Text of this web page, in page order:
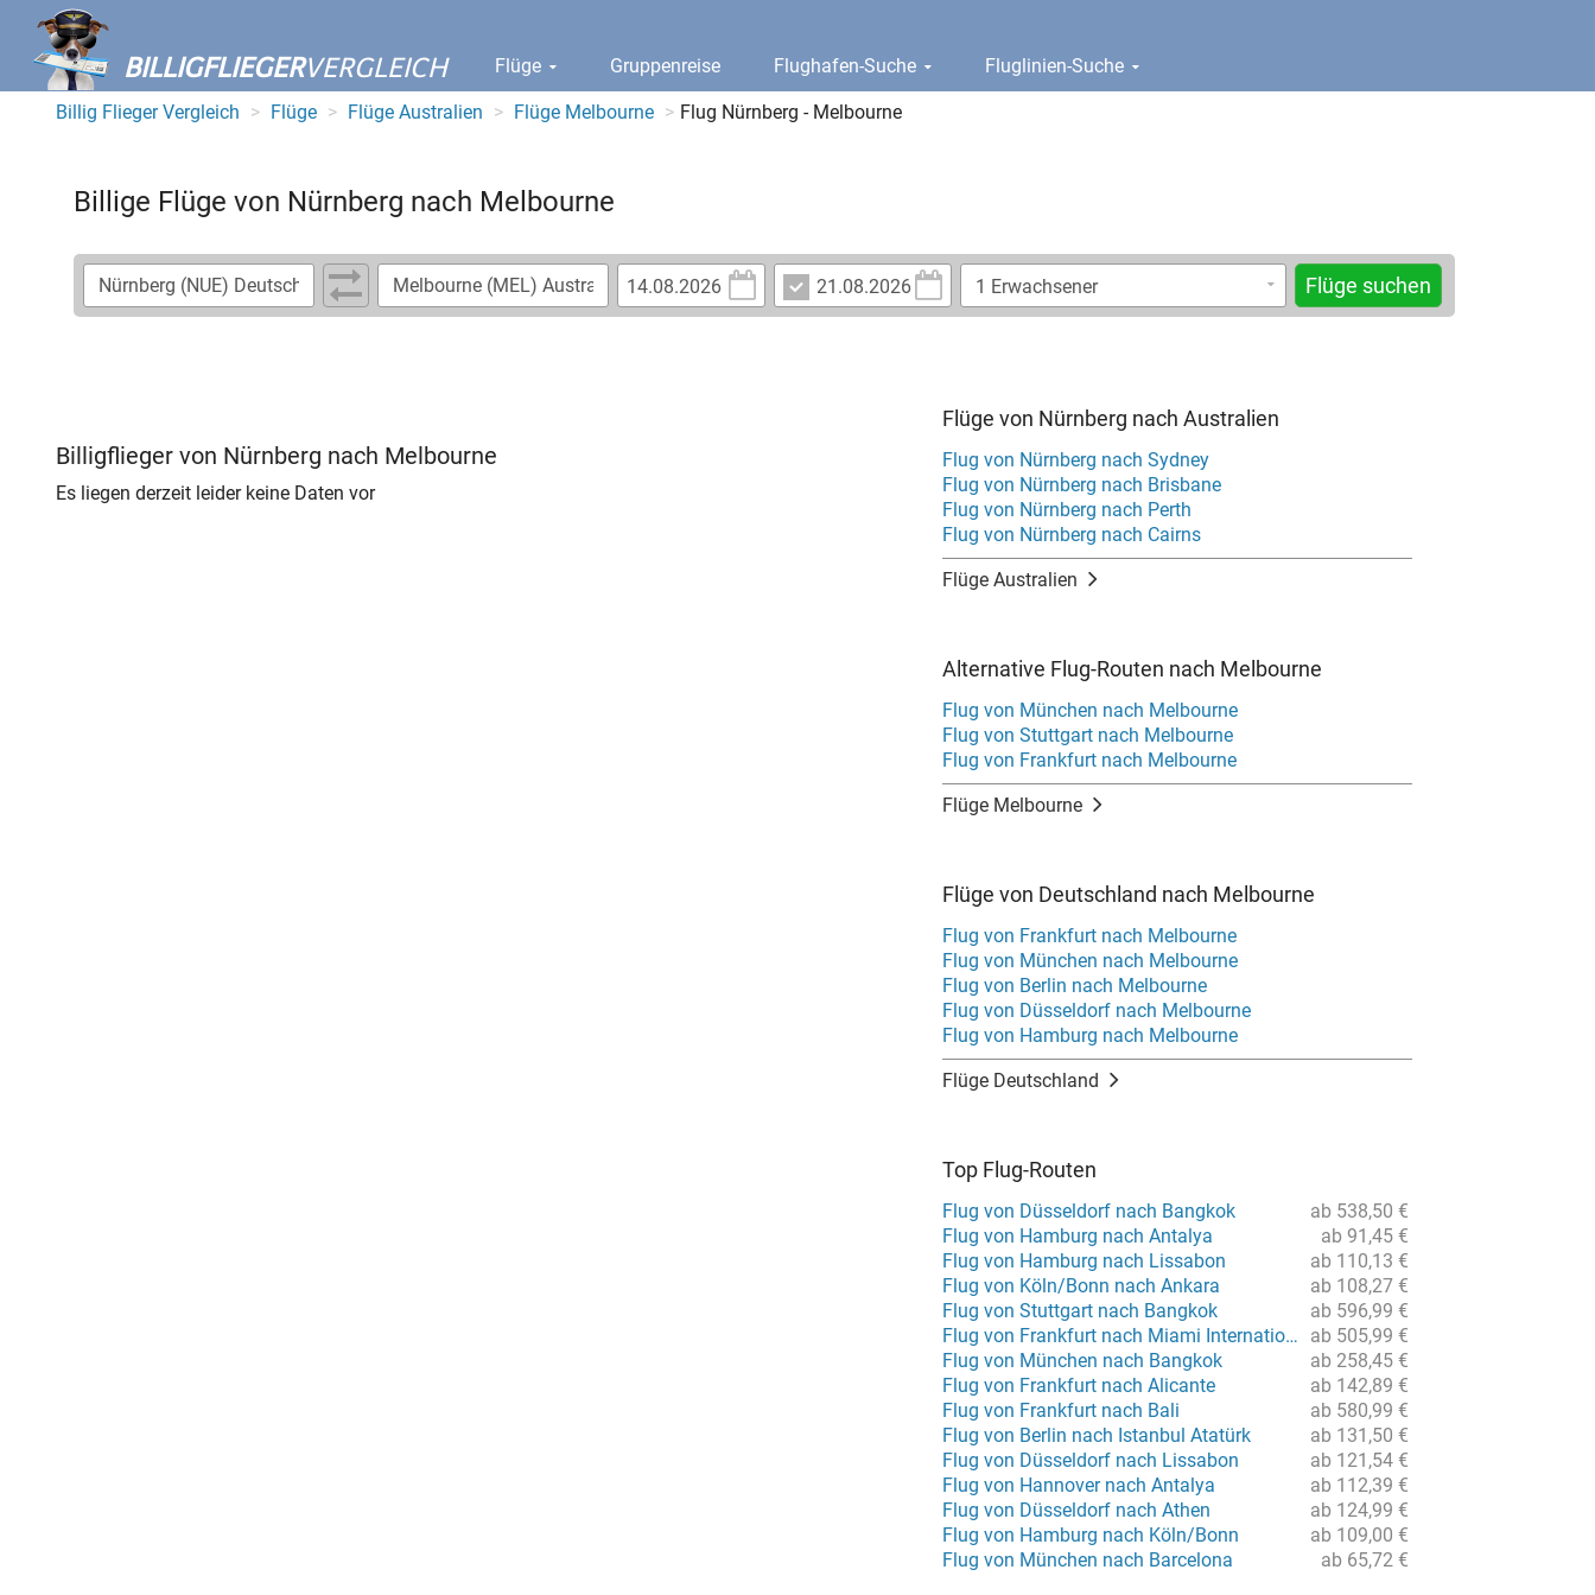
BILLIGFLIEGERVERGLEICH Flüge Gruppenreise Flughafen-Suche Fluglinien-Suche
Billig Flieger Vergleich Flüge Flüge Australien Flüge Melbourne Flug Nürnberg - Melbourne
Billige Flüge von Nürnberg nach Melbourne
Flüge suchen
Billigflieger von Nürnberg nach Melbourne
Es liegen derzeit leider keine Daten vor
Flüge von Nürnberg nach Australien
Flug von Nürnberg nach Sydney
Flug von Nürnberg nach Brisbane
Flug von Nürnberg nach Perth
Flug von Nürnberg nach Cairns
Flüge Australien
Alternative Flug-Routen nach Melbourne
Flug von München nach Melbourne
Flug von Stuttgart nach Melbourne
Flug von Frankfurt nach Melbourne
Flüge Melbourne
Flüge von Deutschland nach Melbourne
Flug von Frankfurt nach Melbourne
Flug von München nach Melbourne
Flug von Berlin nach Melbourne
Flug von Düsseldorf nach Melbourne
Flug von Hamburg nach Melbourne
Flüge Deutschland
Top Flug-Routen
ab 538,50 €
Flug von Düsseldorf nach Bangkok
ab 91,45 €
Flug von Hamburg nach Antalya
ab 110,13 €
Flug von Hamburg nach Lissabon
ab 108,27 €
Flug von Köln/Bonn nach Ankara
ab 596,99 €
Flug von Stuttgart nach Bangkok
ab 505,99 €
Flug von Frankfurt nach Miami International
ab 258,45 €
Flug von München nach Bangkok
ab 142,89 €
Flug von Frankfurt nach Alicante
ab 580,99 €
Flug von Frankfurt nach Bali
ab 131,50 €
Flug von Berlin nach Istanbul Atatürk
ab 121,54 €
Flug von Düsseldorf nach Lissabon
ab 112,39 €
Flug von Hannover nach Antalya
ab 124,99 €
Flug von Düsseldorf nach Athen
ab 109,00 €
Flug von Hamburg nach Köln/Bonn
ab 65,72 €
Flug von München nach Barcelona